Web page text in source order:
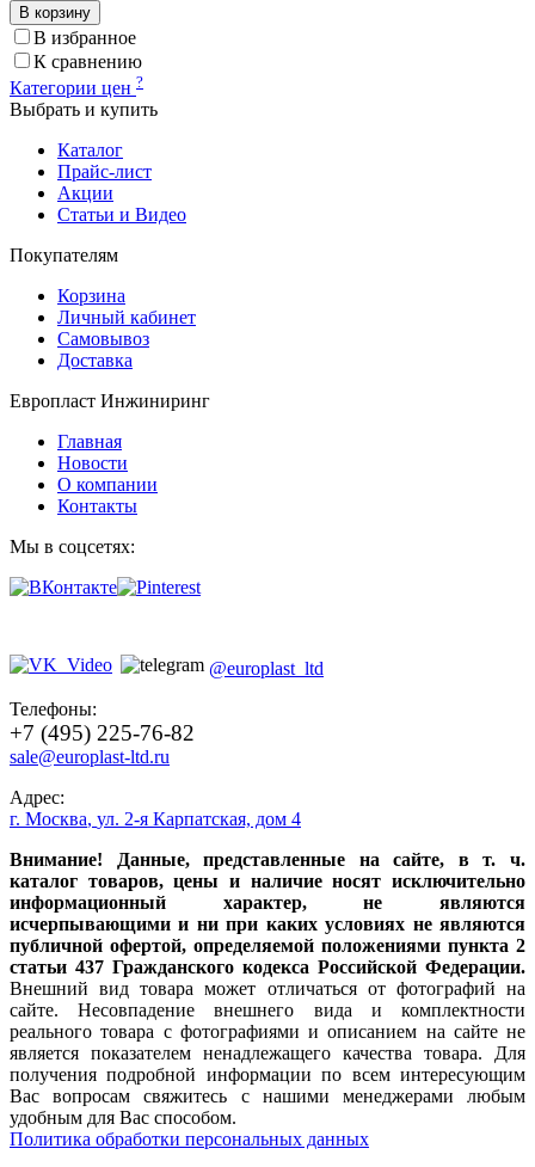
В корзину
В избранное
К сравнению
Категории цен ?
Выбрать и купить
Каталог
Прайс-лист
Акции
Статьи и Видео
Покупателям
Корзина
Личный кабинет
Самовывоз
Доставка
Европласт Инжиниринг
Главная
Новости
О компании
Контакты
Мы в соцсетях:
@europlast_ltd
Телефоны:
+7 (495) 225-76-82
sale@europlast-ltd.ru
Адрес:
г. Москва, ул. 2-я Карпатская, дом 4
Внимание! Данные, представленные на сайте, в т. ч.
каталог товаров, цены и наличие носят исключительно
информационный характер, не являются
исчерпывающими и ни при каких условиях не являются
публичной офертой, определяемой положениями пункта 2
статьи 437 Гражданского кодекса Российской Федерации.
Внешний вид товара может отличаться от фотографий на
сайте. Несовпадение внешнего вида и комплектности
реального товара с фотографиями и описанием на сайте не
является показателем ненадлежащего качества товара. Для
получения подробной информации по всем интересующим
Вас вопросам свяжитесь с нашими менеджерами любым
удобным для Вас способом.
Политика обработки персональных данных